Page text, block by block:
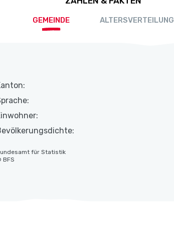
GEMEINDE ALTERSVERTEILUNG
für Statistik
BFS